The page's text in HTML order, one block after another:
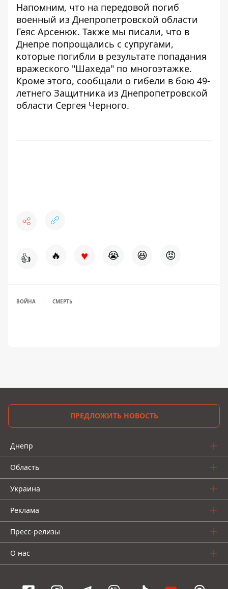
Напомним, что на передовой погиб
военный из Днепропетровской области
Геяс Арсенюк. Также мы писали, что в
Днепре попрощались с супругами,
которые погибли в результате попадания
вражеского "Шахеда" по многоэтажке.
Кроме этого, сообщали о гибели в бою 49-
летнего Защитника из Днепропетровской
области Сергея Черного.
👍 🔥 ♥ 😭 😆 😡
ВОЙНА СМЕРТЬ
ПРЕДЛОЖИТЬ НОВОСТЬ
Днепр
Область
Украина
Реклама
Пресс-релизы
О нас